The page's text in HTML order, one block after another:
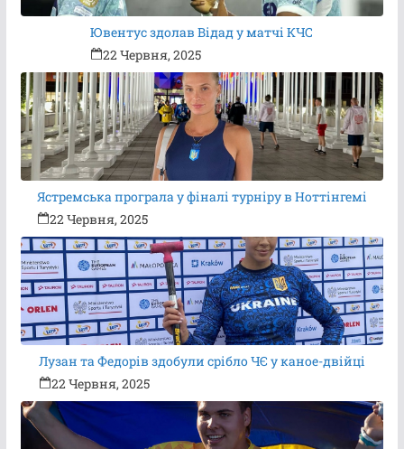
Ювентус здолав Відад у матчі КЧС
22 Червня, 2025
Ястремська програла у фіналі турніру в Ноттінгемі
22 Червня, 2025
Лузан та Федорів здобули срібло ЧЄ у каное-двійці
22 Червня, 2025